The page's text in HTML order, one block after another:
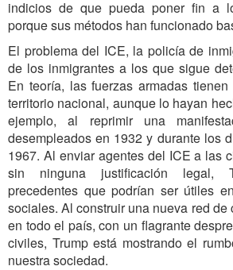
indicios de que pueda poner fin a
porque sus métodos han funcionado
El problema del ICE, la policía de
de los inmigrantes a los que sigue
En teoría, las fuerzas armadas
territorio nacional, aunque lo hayan
ejemplo, al reprimir una
desempleados en 1932 y durante los
1967. Al enviar agentes del ICE a las
sin ninguna justificación legal,
precedentes que podrían ser útiles
sociales. Al construir una nueva red de
en todo el país, con un flagrante
civiles, Trump está mostrando el
nuestra sociedad.